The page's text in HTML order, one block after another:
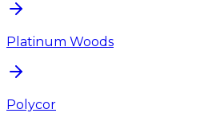
Platinum Woods
Polycor